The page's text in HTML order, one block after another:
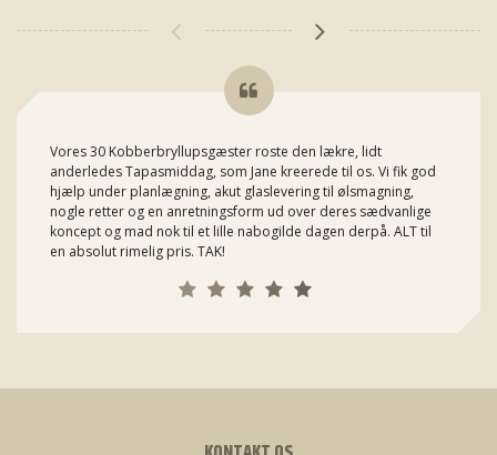
Vores 30 Kobberbryllupsgæster roste den lækre, lidt
anderledes Tapasmiddag, som Jane kreerede til os. Vi fik god
hjælp under planlægning, akut glaslevering til ølsmagning,
nogle retter og en anretningsform ud over deres sædvanlige
koncept og mad nok til et lille nabogilde dagen derpå. ALT til
en absolut rimelig pris. TAK!